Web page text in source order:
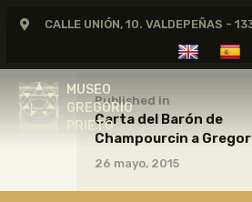
CALLE UNIÓN, 10. VALDEPEÑAS -
MUSEO
GREGORIO
PRIETO
MUSEO
GREGORIO
GREGORIO PRIETO
Published in
Carta del Barón de
Champourcin a
26 mayo, 2015